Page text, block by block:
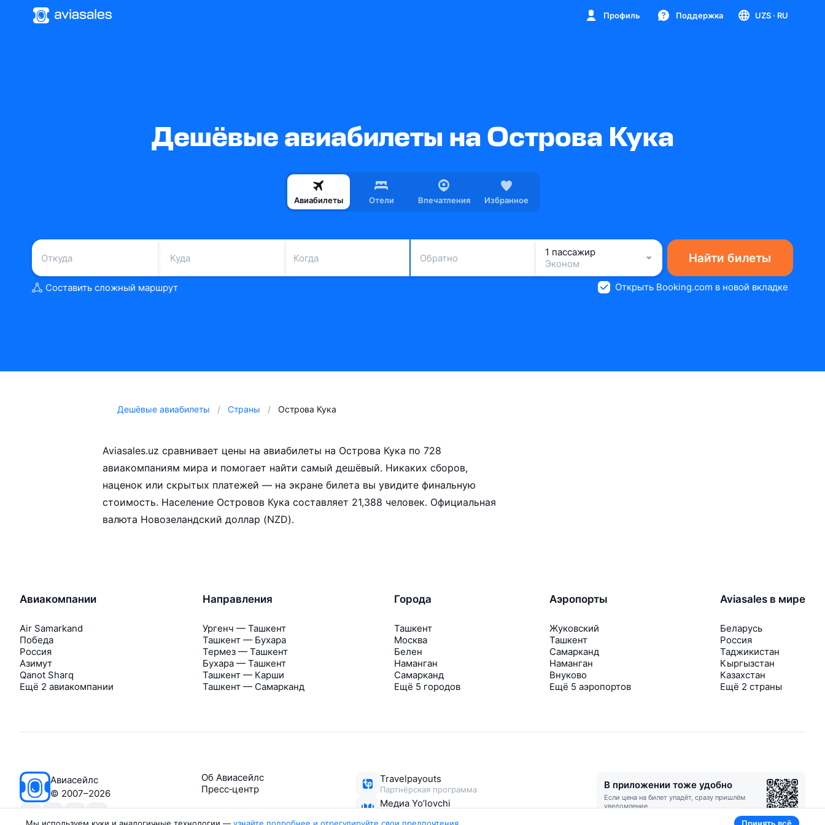
Профиль Поддержка UZS · RU
Дешёвые авиабилеты на Острова Кука
Авиабилеты Отели Впечатления Избранное
Когда Обратно
1 пассажир
Эконом
Найти билеты
Составить сложный маршрут Открыть Booking.com в новой вкладке
Дешёвые авиабилеты Страны Острова Кука
Aviasales.uz сравнивает цены на авиабилеты на Острова Кука по 728
авиакомпаниям мира и помогает найти самый дешёвый. Никаких сборов,
наценок или скрытых платежей — на экране билета вы увидите финальную
стоимость. Население Островов Кука составляет 21,388 человек. Официальная
валюта Новозеландский доллар (NZD).
Авиакомпании
Air Samarkand
Победа
Россия
Азимут
Qanot Sharq
Ещё 2 авиакомпании
Направления
Ургенч — Ташкент
Ташкент — Бухара
Термез — Ташкент
Бухара — Ташкент
Ташкент — Карши
Ташкент — Самарканд
Города
Ташкент
Москва
Белен
Наманган
Самарканд
Ещё 5 городов
Аэропорты
Жуковский
Ташкент
Самарканд
Наманган
Внуково
Ещё 5 аэропортов
Aviasales в мире
Беларусь
Россия
Таджикистан
Кыргызстан
Казахстан
Ещё 2 страны
Авиасейлс
© 2007–2026
Об Авиасейлс
Пресс‑центр
Travelpayouts
Партнёрская программа
Медиа Yo’lovchi
В приложении тоже удобно
Если цена на билет упадёт, сразу пришлём
уведомление
Мы используем куки и аналогичные технологии — узнайте подробнее и отрегулируйте свои предпочтения Принять всё